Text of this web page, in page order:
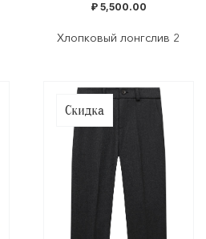
Хлопковый лонгслив 2
₽5,500.00
Скидка